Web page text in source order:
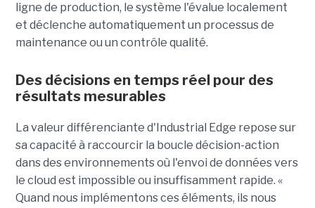
ligne de production, le système l'évalue localement
et déclenche automatiquement un processus de
maintenance ou un contrôle qualité.
Des décisions en temps réel pour des
résultats mesurables
La valeur différenciante d'Industrial Edge repose sur
sa capacité à raccourcir la boucle décision-action
dans des environnements où l'envoi de données vers
le cloud est impossible ou insuffisamment rapide. «
Quand nous implémentons ces éléments, ils nous